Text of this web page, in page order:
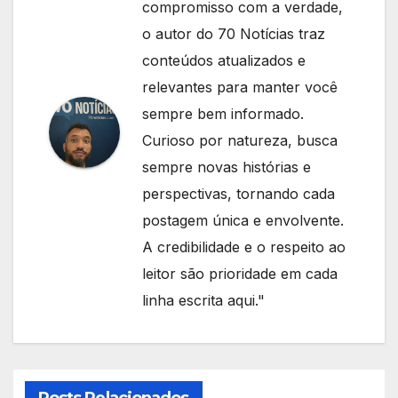
compromisso com a verdade,
o autor do 70 Notícias traz
conteúdos atualizados e
relevantes para manter você
sempre bem informado.
Curioso por natureza, busca
sempre novas histórias e
perspectivas, tornando cada
postagem única e envolvente.
A credibilidade e o respeito ao
leitor são prioridade em cada
linha escrita aqui."